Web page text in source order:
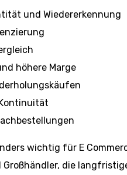
und Wiedererkennung
höhere Marge
wichtig für E
Großhändler, die